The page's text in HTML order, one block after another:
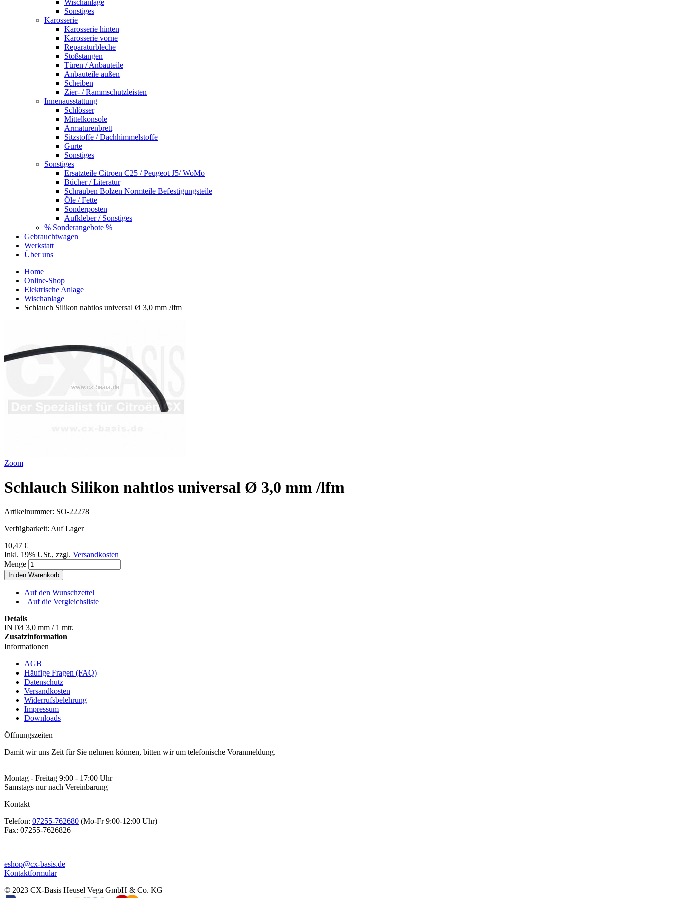
Sonstiges
Karosserie
Karosserie hinten
Karosserie vorne
Reparaturbleche
Stoßstangen
Türen / Anbauteile
Anbauteile außen
Scheiben
Zier- / Rammschutzleisten
Innenausstattung
Schlösser
Mittelkonsole
Armaturenbrett
Sitzstoffe / Dachhimmelstoffe
Gurte
Sonstiges
Sonstiges
Ersatzteile Citroen C25 / Peugeot J5/ WoMo
Bücher / Literatur
Schrauben Bolzen Normteile Befestigungsteile
Öle / Fette
Sonderposten
Aufkleber / Sonstiges
% Sonderangebote %
Gebrauchtwagen
Werkstatt
Über uns
Home
Online-Shop
Elektrische Anlage
Wischanlage
Schlauch Silikon nahtlos universal Ø 3,0 mm /lfm
Zoom
Schlauch Silikon nahtlos universal Ø 3,0 mm /lfm
Artikelnummer: SO-22278
Verfügbarkeit: Auf Lager
10,47 €
Inkl. 19% USt., zzgl. Versandkosten
Menge
In den Warenkorb
Auf den Wunschzettel
| Auf die Vergleichsliste
Details
INTØ 3,0 mm / 1 mtr.
Zusatzinformation
Informationen
AGB
Häufige Fragen (FAQ)
Datenschutz
Versandkosten
Widerrufsbelehrung
Impressum
Downloads
Öffnungszeiten
Damit wir uns Zeit für Sie nehmen können, bitten wir um telefonische Voranmeldung.
Montag - Freitag 9:00 - 17:00 Uhr
Samstags nur nach Vereinbarung
Kontakt
Telefon: 07255-762680 (Mo-Fr 9:00-12:00 Uhr)
Fax: 07255-7626826
eshop@cx-basis.de
Kontaktformular
© 2023 CX-Basis Heusel Vega GmbH & Co. KG